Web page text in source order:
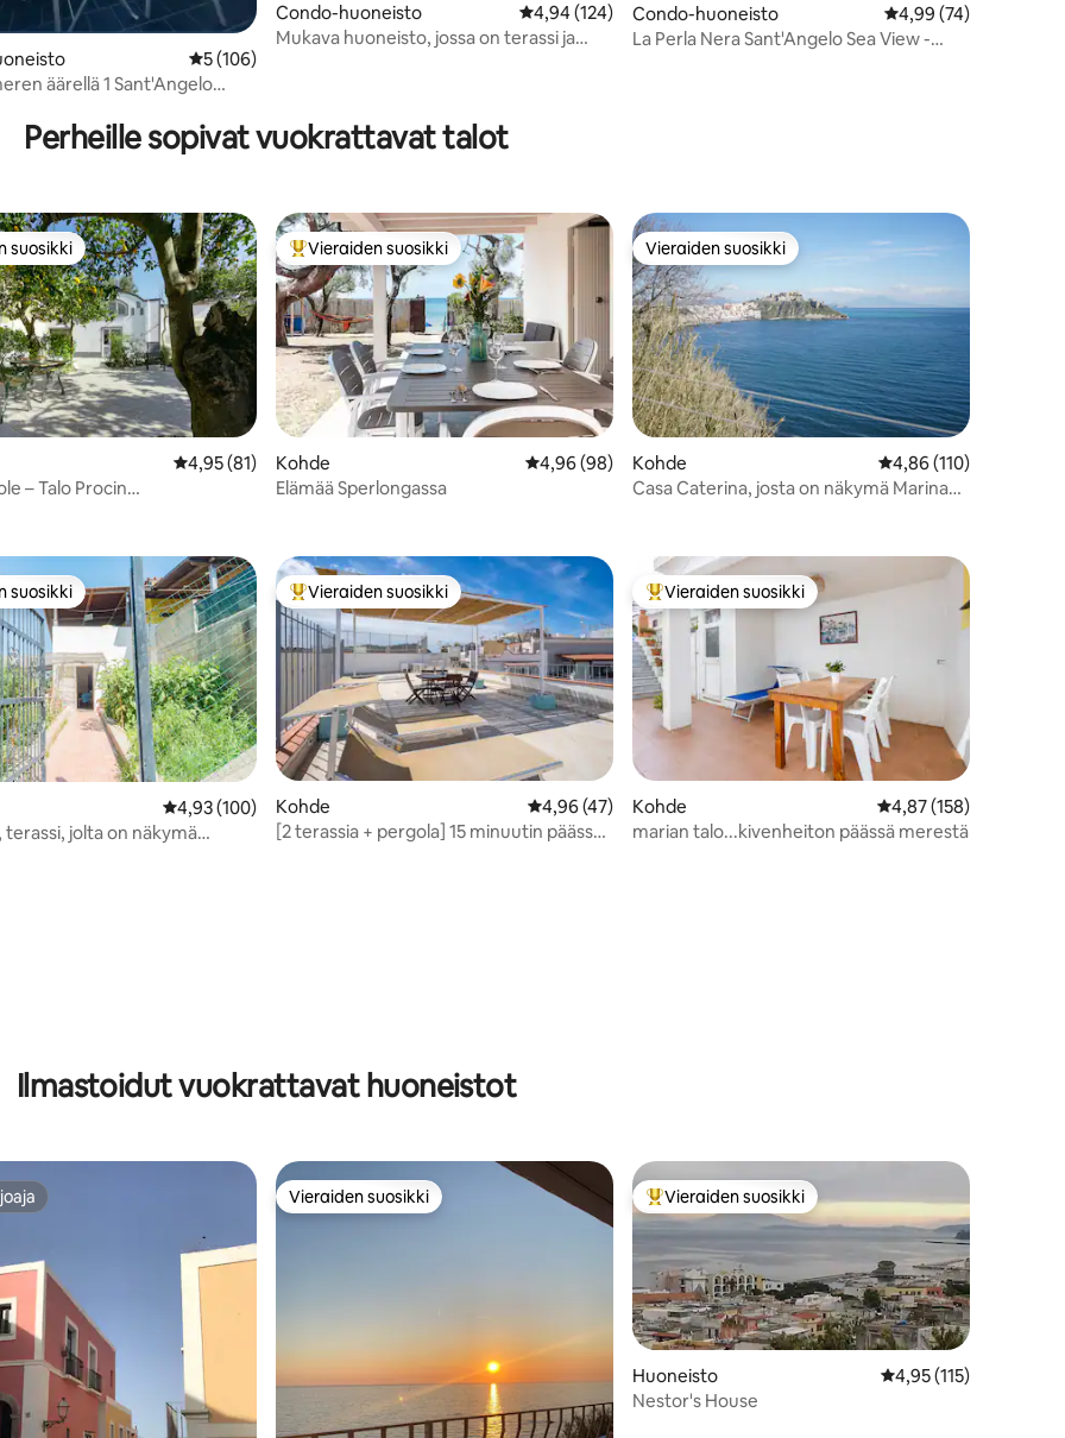
5, 71 arvostelua
Keskimääräinen arvio 5/5, 106 arvostelua
5 (106)
äärellä 1 Sant'Angelo
Condo-huoneisto Keskimääräinen arvio 4,94/5, 124 arvostelua
4,94 (124)
Mukava huoneisto, jossa on terassi ja
Condo-huoneisto Keskimääräinen
4,99 (74)
La Perla Nera Sant'Angelo Sea View -
Perheille sopivat vuokrattavat talot
5, 101 arvostelua
suosikki
suosikki
Keskimääräinen arvio 4,95/5, 81 arvostelua
4,95 (81)
– Talo Procin
Vieraiden suosikkien parhaimmistoa
Vieraiden suosikki
Kohde Keskimääräinen arvio 4,96/5, 98 arvostelua
4,96 (98)
Elämää Sperlongassa
Vieraiden suosikki
Vieraiden suosikki
Kohde Keskimääräinen arvio
4,86 (110)
Casa Caterina, josta on näkymä Marina
5, 146 arvostelua
suosikki
suosikki
Keskimääräinen arvio 4,93/5, 100 arvostelua
4,93 (100)
terassi, jolta on näkymä
Vieraiden suosikkien parhaimmistoa
Vieraiden suosikki
Kohde Keskimääräinen arvio 4,96/5, 47 arvostelua
4,96 (47)
[2 terassia + pergola] 15 minuutin päässä
Vieraiden suosikkien parhaimmistoa
Vieraiden suosikki
Kohde Keskimääräinen arvio
4,87 (158)
marian talo...kivenheiton päässä merestä
Ilmastoidut vuokrattavat huoneistot
Vieraiden suosikki
Vieraiden suosikki Vieraiden suosikkien parhaimmistoa
Vieraiden suosikki
Huoneisto Keskimääräinen arvio
4,95 (115)
Nestor's House